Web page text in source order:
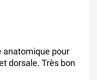
anatomique pour
dorsale. Très bon